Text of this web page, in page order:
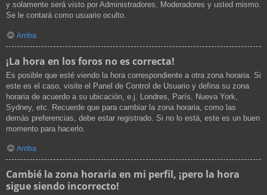
y solamente será visto por Administradores, Moderadores y usted mismo.
Se le contará como usuario oculto.
Arriba
¡La hora en los foros no es correcta!
Es posible que esté viendo la hora correspondiente a otra zona horaria. Si
este es el caso, visite el Panel de Control de Usuario y defina su zona
horaria de acuerdo a su ubicación, e.j. Londres, París, Nueva York,
Sydney, etc. Recuerde que para cambiar la zona horaria, como las
demás preferencias, debe estar registrado. Si no lo está, este es un buen
momento para hacerlo.
Arriba
Cambié la zona horaria en mi perfil, ¡pero la hora
sigue siendo incorrecto!